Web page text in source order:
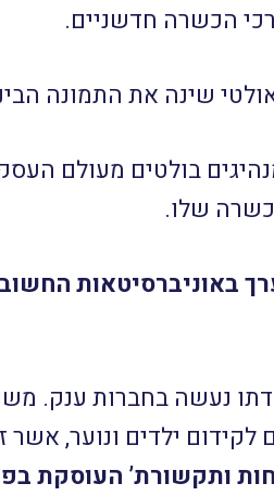
הכשרה חדשניים.
בולטים מעולם
שלו.
באוניברסיטאות
בפרס נשיא הרפובליקה האיטלקית על פועלה למען זכויות
ותקשורת’ העוסקת